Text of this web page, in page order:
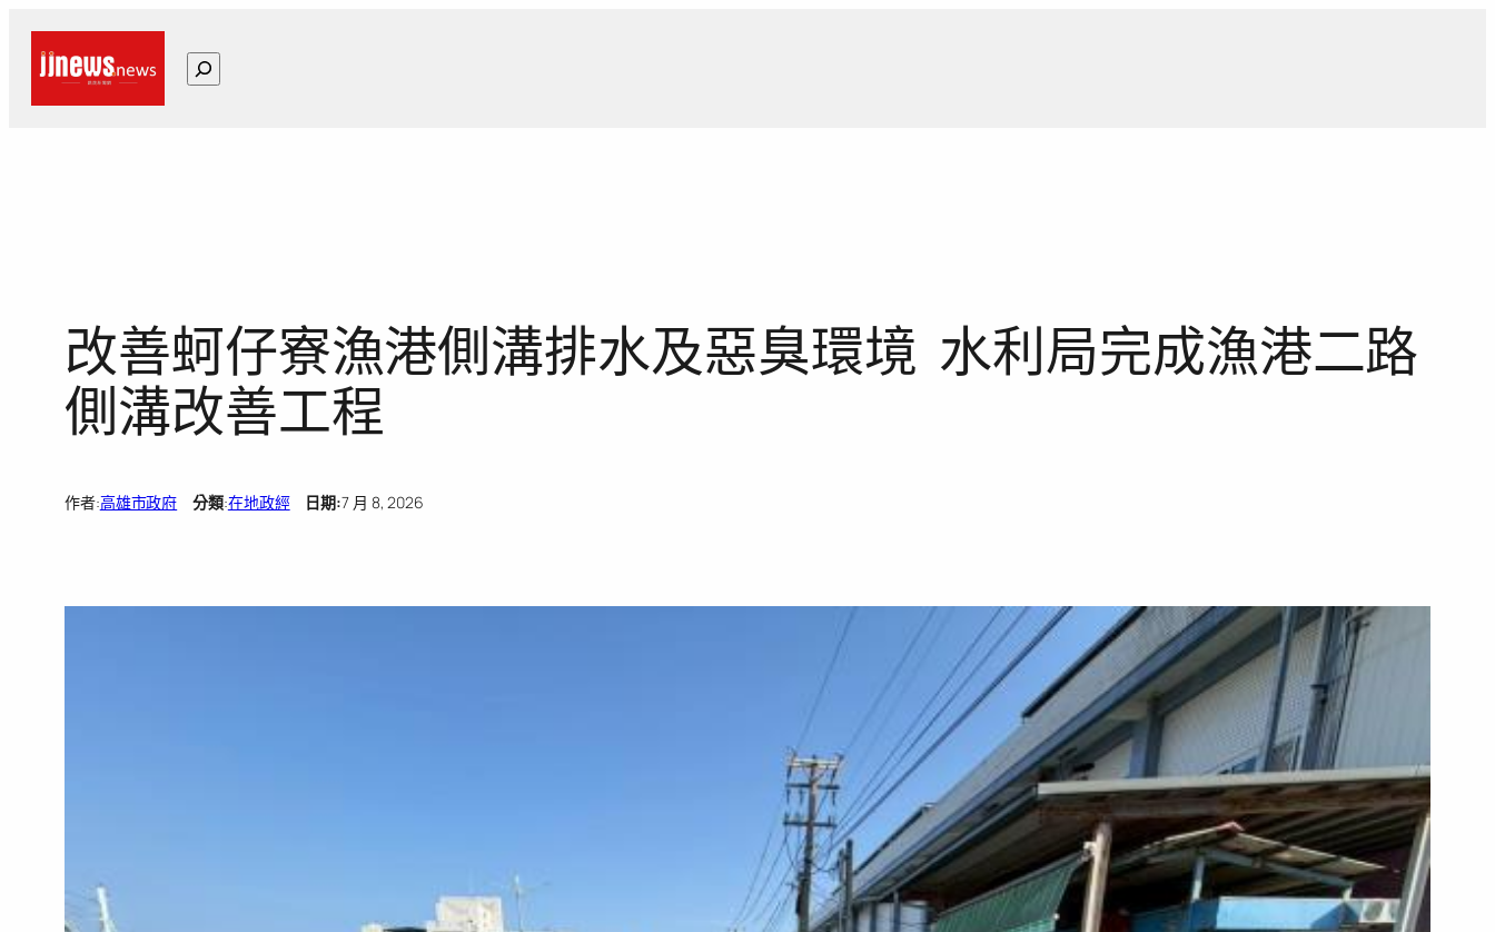
跳
搜
改善蚵仔寮漁港側溝排水及惡臭環境 水利局完成漁港二路
側溝改善工程
作者:高雄市政府 分類:在地政經日期:7 月 8, 2026